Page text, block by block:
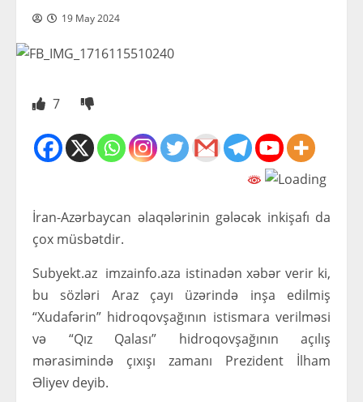
19 May 2024
7
İran-Azərbaycan əlaqələrinin gələcək inkişafı da
çox müsbətdir.
Subyekt.az imzainfo.aza istinadən xəbər verir ki,
bu sözləri Araz çayı üzərində inşa edilmiş
“Xudafərin” hidroqovşağının istismara verilməsi
və “Qız Qalası” hidroqovşağının açılış
mərasimində çıxışı zamanı Prezident İlham
Əliyev deyib.